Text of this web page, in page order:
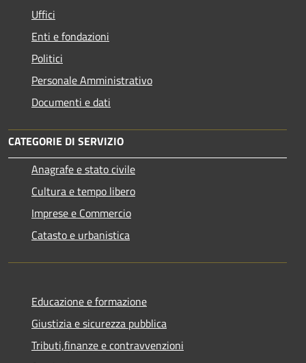
Uffici
Enti e fondazioni
Politici
Personale Amministrativo
Documenti e dati
CATEGORIE DI SERVIZIO
Anagrafe e stato civile
Cultura e tempo libero
Imprese e Commercio
Catasto e urbanistica
Educazione e formazione
Giustizia e sicurezza pubblica
Tributi,finanze e contravvenzioni